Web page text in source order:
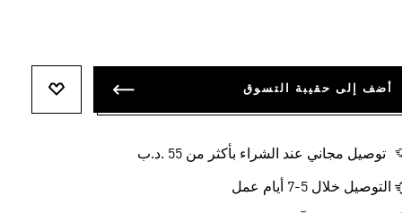
أضف إلى حقيبة التسوق
توصيل مجاني عند الشراء بأكثر من 55 .د.ب‎
التوصيل خلال 5-7 أيام عمل